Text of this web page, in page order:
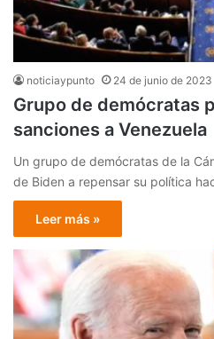
noticiaypunto 24 de junio de 2023
Grupo de demócratas
sanciones a Venezuela
Un grupo de demócratas de la
de Biden a repensar su política
Leer más »